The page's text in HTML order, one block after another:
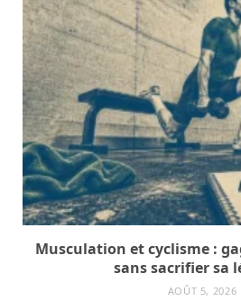
Musculation et cyclisme :
sans sacrifier sa
AOÛT 5, 2026